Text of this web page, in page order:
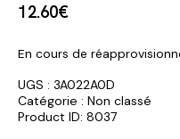
12.60€
En cours de
UGS : 3A022A0D
Catégorie : Non classé
Product ID: 8037